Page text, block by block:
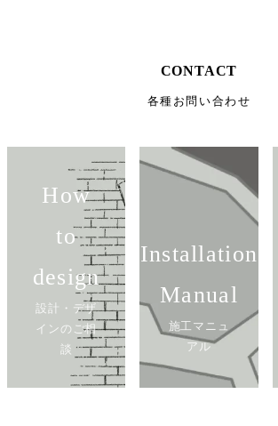
CONTACT
各種お問い合わせ
How
to
design
設計・デザ
インのご相
談
Installation
Manual
施工マニュ
アル